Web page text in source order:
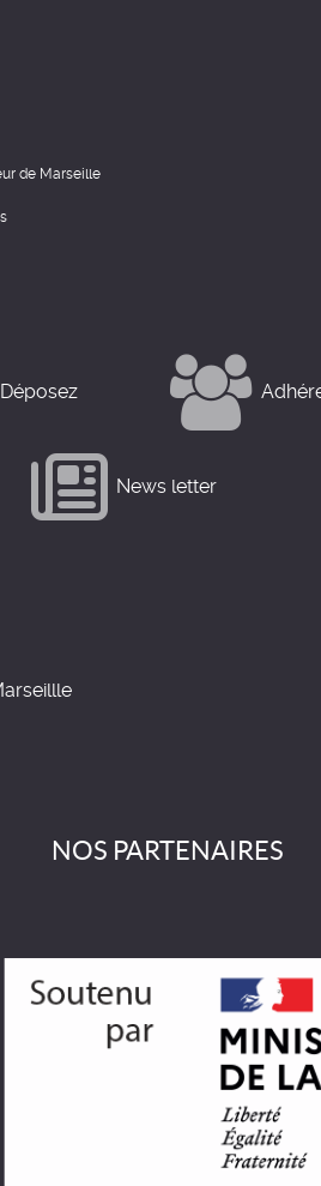
de Marseille
Déposez
News letter
NOS PARTENAIRES